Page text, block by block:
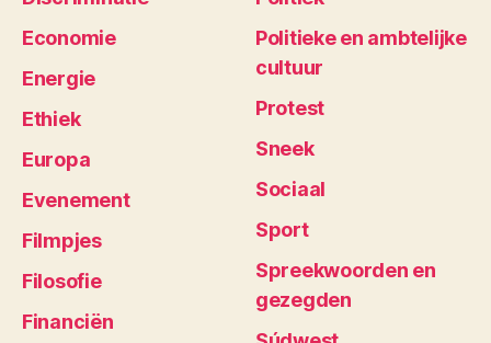
Economie
Energie
Ethiek
Europa
Evenement
Filmpjes
Filosofie
Financiën
Politieke en ambtelijke
cultuur
Protest
Sneek
Sociaal
Sport
Spreekwoorden en
gezegden